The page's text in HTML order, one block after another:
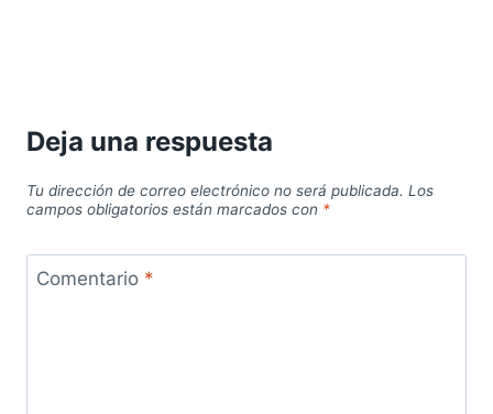
Deja una respuesta
Tu dirección de correo electrónico no será publicada. Los
campos obligatorios están marcados con *
Comentario *